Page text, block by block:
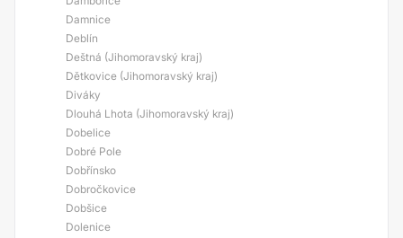
Damnice
Deblín
Deštná (Jihomoravský kraj)
Dětkovice (Jihomoravský kraj)
Diváky
Dlouhá Lhota (Jihomoravský kraj)
Dobelice
Dobré Pole
Dobřínsko
Dobročkovice
Dobšice
Dolenice